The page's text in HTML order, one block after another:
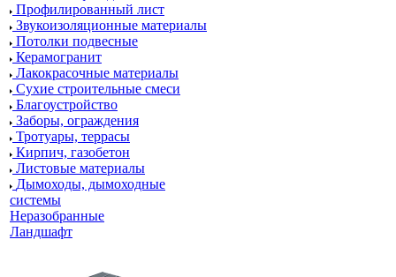
Профилированный лист
Звукоизоляционные материалы
Потолки подвесные
Керамогранит
Лакокрасочные материалы
Сухие строительные смеси
Благоустройство
Заборы, ограждения
Тротуары, террасы
Кирпич, газобетон
Листовые материалы
Дымоходы, дымоходные
системы
Неразобранные
Ландшафт